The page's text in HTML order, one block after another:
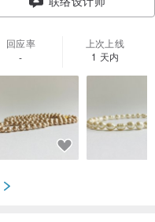
回应率
-
上次上线
1 天内